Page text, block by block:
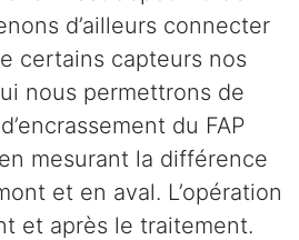
d’ailleurs connecter
certains capteurs nos
nous permettrons de
du FAP
mesurant la différence
et en aval. L’opération
et après le traitement.